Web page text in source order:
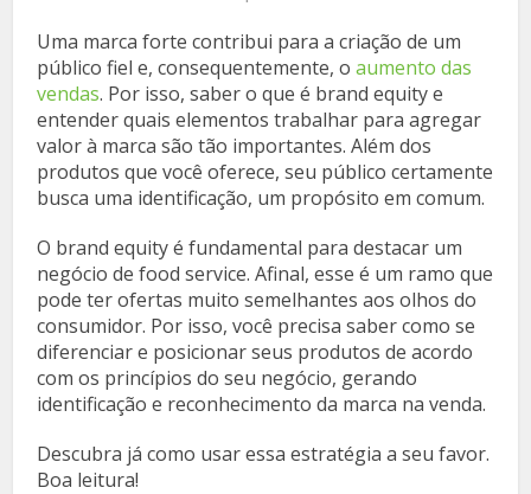
Uma marca forte contribui para a criação de um
público fiel e, consequentemente, oaumento das
vendas. Por isso, saber o que é brand equity e
entender quais elementos trabalhar para agregar
valor à marca são tão importantes. Além dos
produtos que você oferece, seu público certamente
busca uma identificação, um propósito em comum.
O brand equity é fundamental para destacar um
negócio de food service. Afinal, esse é um ramo que
pode ter ofertas muito semelhantes aos olhos do
consumidor. Por isso, você precisa saber como se
diferenciar e posicionar seus produtos de acordo
com os princípios do seu negócio, gerando
identificação e reconhecimento da marca na venda.
Descubra já como usar essa estratégia a seu favor.
Boa leitura!